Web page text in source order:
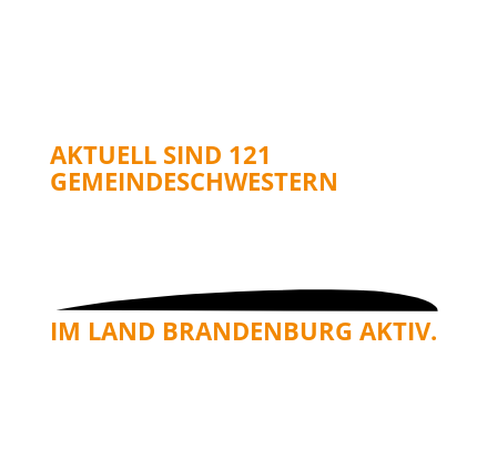
AKTUELL SIND 121
GEMEINDESCHWESTERN
IM LAND BRANDENBURG AKTIV.